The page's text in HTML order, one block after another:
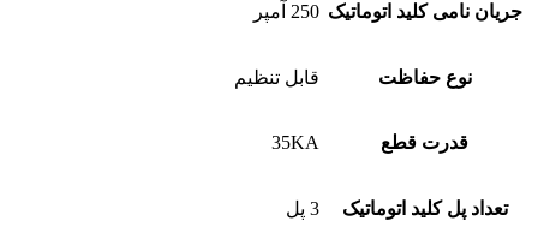
جریان نامی کلید اتوماتیک 250 آمپر
نوع حفاظت قابل تنظیم
قدرت قطع 35KA
تعداد پل کلید اتوماتیک 3 پل